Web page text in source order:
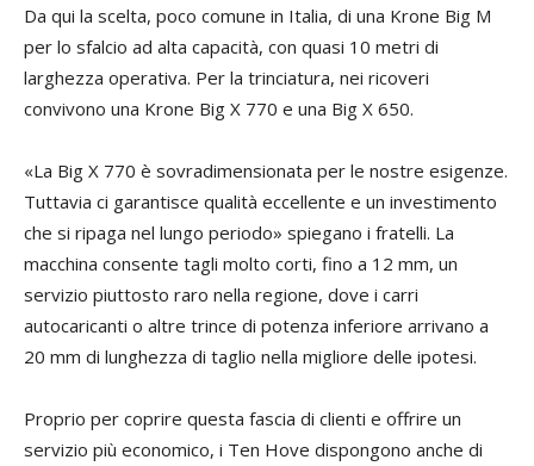
Da qui la scelta, poco comune in Italia, di una Krone Big M
per lo sfalcio ad alta capacità, con quasi 10 metri di
larghezza operativa. Per la trinciatura, nei ricoveri
convivono una Krone Big X 770 e una Big X 650.
«La Big X 770 è sovradimensionata per le nostre esigenze.
Tuttavia ci garantisce qualità eccellente e un investimento
che si ripaga nel lungo periodo» spiegano i fratelli. La
macchina consente tagli molto corti, fino a 12 mm, un
servizio piuttosto raro nella regione, dove i carri
autocaricanti o altre trince di potenza inferiore arrivano a
20 mm di lunghezza di taglio nella migliore delle ipotesi.
Proprio per coprire questa fascia di clienti e offrire un
servizio più economico, i Ten Hove dispongono anche di